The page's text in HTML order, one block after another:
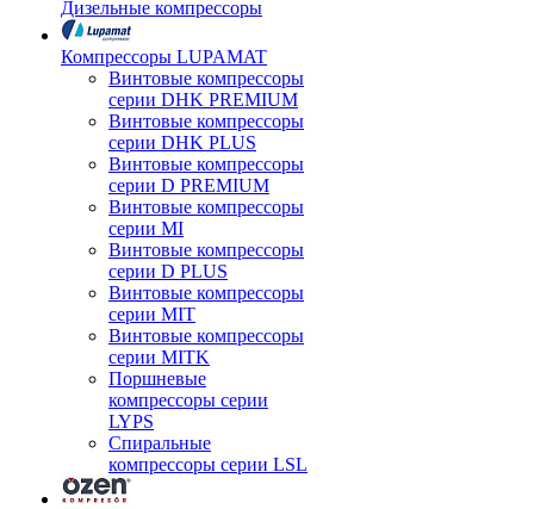
Дизельные компрессоры
Компрессоры LUPAMAT
Винтовые компрессоры
серии DHK PREMIUM
Винтовые компрессоры
серии DHK PLUS
Винтовые компрессоры
серии D PREMIUM
Винтовые компрессоры
серии MI
Винтовые компрессоры
серии D PLUS
Винтовые компрессоры
серии MIT
Винтовые компрессоры
серии MITK
Поршневые
компрессоры серии
LYPS
Спиральные
компрессоры серии LSL